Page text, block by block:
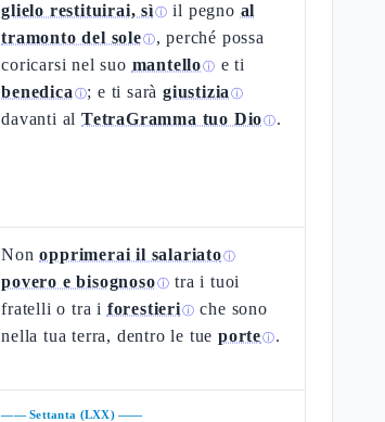
glielo restituirai, sìⓘ il pegno al
tramonto del soleⓘ, perché possa
coricarsi nel suo mantelloⓘ e ti
benedica ⓘ; e ti saràgiustizia ⓘ
davanti alTetraGramma tuo Dioⓘ.
Nonopprimerai il salariatoⓘ
povero e bisognosoⓘ tra i tuoi
fratelli o tra i forestieriⓘ che sono
nella tua terra, dentro le tueporteⓘ.
——Settanta (LXX)——